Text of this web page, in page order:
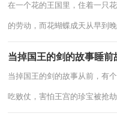
在一个花的王国里，住着一只
的劳动，而花蝴蝶成天从早到
当掉国王的剑的故事睡前
当掉国王的剑的故事从前，有
吃败仗，害怕王宫的珍宝被抢